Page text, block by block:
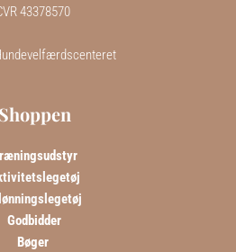
43378570
Shoppen
Godbidder
Bøger